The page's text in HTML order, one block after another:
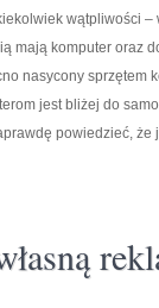
wątpliwości –
mają komputer oraz
nasycony sprzętem
jest bliżej do
powiedzieć, że